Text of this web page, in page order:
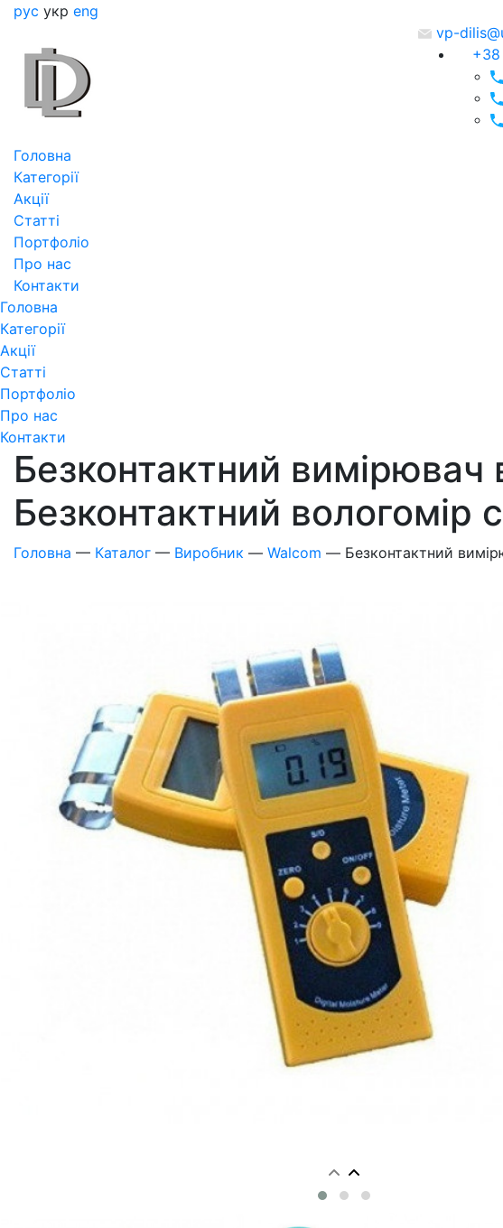
рус укр eng
vp-
Головна
Категорії
Акції
Статті
Портфоліо
Про нас
Контакти
Головна
Категорії
Акції
Статті
Портфоліо
Про нас
Контакти
Безконтактний вимірювач
Безконтактний вологомір
Головна — Каталог — Виробник — Walcom — Безконтактний